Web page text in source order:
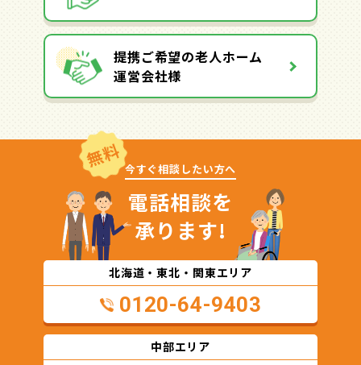
提携ご希望の老人ホーム
運営会社様
無料 今すぐ相談したい方へ
電話相談を
承ります!
北海道・東北・関東エリア
0120-64-9403
中部エリア